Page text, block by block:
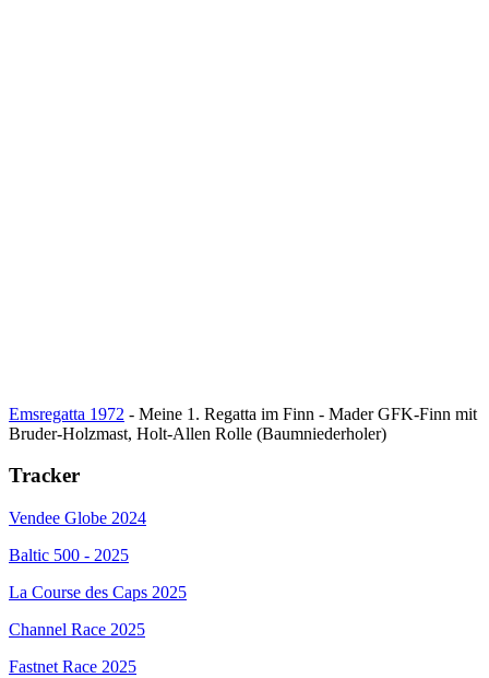
Emsregatta 1972 - Meine 1. Regatta im Finn - Mader GFK-Finn mit
Bruder-Holzmast, Holt-Allen Rolle (Baumniederholer)
Tracker
Vendee Globe 2024
Baltic 500 - 2025
La Course des Caps 2025
Channel Race 2025
Fastnet Race 2025